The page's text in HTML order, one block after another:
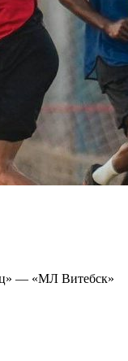
— «МЛ Витебск»